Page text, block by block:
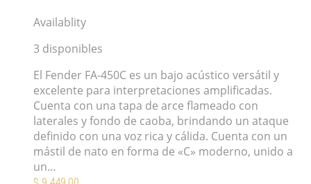
Availablity
3 disponibles
El Fender FA-450C es un bajo acústico versátil y
excelente para interpretaciones amplificadas.
Cuenta con una tapa de arce flameado con
laterales y fondo de caoba, brindando un ataque
definido con una voz rica y cálida. Cuenta con un
mástil de nato en forma de «C» moderno, unido a
un…